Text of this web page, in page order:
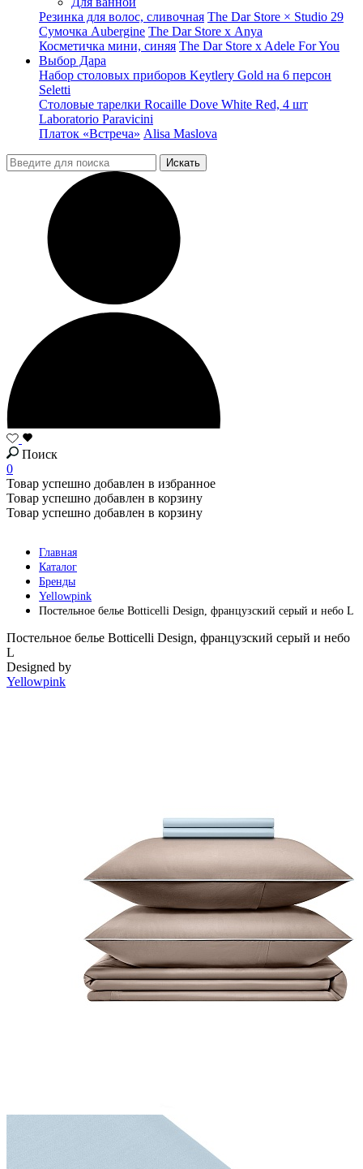
Резинка для волос, сливочная The Dar Store × Studio 29
Сумочка Aubergine The Dar Store x Anya
Косметичка мини, синяя The Dar Store x Adele For You
Выбор Дара
Набор столовых приборов Keytlery Gold на 6 персон
Seletti
Столовые тарелки Rocaille Dove White Red, 4 шт
Laboratorio Paravicini
Платок «Встреча» Alisa Maslova
Поиск
0
Товар успешно добавлен в избранное
Товар успешно добавлен в корзину
Товар успешно добавлен в корзину
Главная
Каталог
Бренды
Yellowpink
Постельное белье Botticelli Design, французский серый и небо L
Постельное белье Botticelli Design, французский серый и небо
L
Designed by
Yellowpink